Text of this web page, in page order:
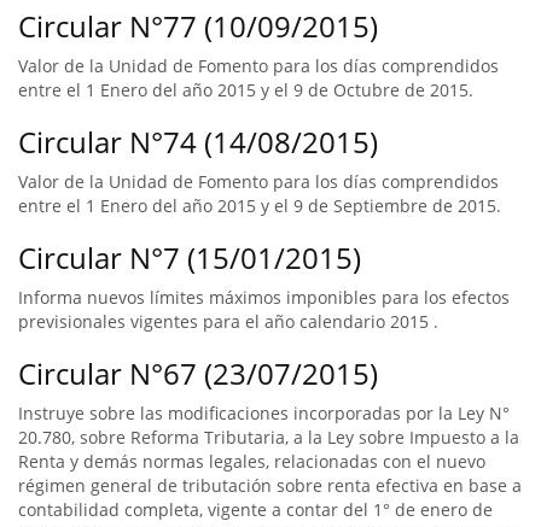
Circular N°77 (10/09/2015)
Valor de la Unidad de Fomento para los días comprendidos
entre el 1 Enero del año 2015 y el 9 de Octubre de 2015.
Circular N°74 (14/08/2015)
Valor de la Unidad de Fomento para los días comprendidos
entre el 1 Enero del año 2015 y el 9 de Septiembre de 2015.
Circular N°7 (15/01/2015)
Informa nuevos límites máximos imponibles para los efectos
previsionales vigentes para el año calendario 2015 .
Circular N°67 (23/07/2015)
Instruye sobre las modificaciones incorporadas por la Ley N°
20.780, sobre Reforma Tributaria, a la Ley sobre Impuesto a la
Renta y demás normas legales, relacionadas con el nuevo
régimen general de tributación sobre renta efectiva en base a
contabilidad completa, vigente a contar del 1° de enero de